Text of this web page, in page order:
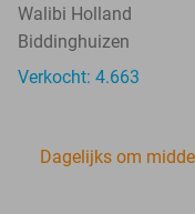
Walibi Holland
Biddinghuizen
Verkocht: 4.663
Dagelijks om